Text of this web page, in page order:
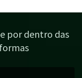
por dentro das